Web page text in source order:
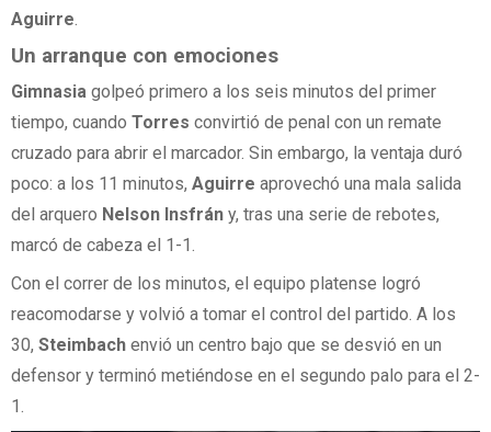
Aguirre
Un arranque con emociones
Gimnasia golpeó primero a los seis minutos del primer
tiempo, cuando Torres convirtió de penal con un remate
cruzado para abrir el marcador. Sin embargo, la ventaja duró
poco: a los 11 minutos, Aguirre aprovechó una mala salida
del arquero Nelson Insfrán y, tras una serie de rebotes,
marcó de cabeza el 1-1.
Con el correr de los minutos, el equipo platense logró
reacomodarse y volvió a tomar el control del partido. A los
30, Steimbach envió un centro bajo que se desvió en un
defensor y terminó metiéndose en el segundo palo para el 2-
1.